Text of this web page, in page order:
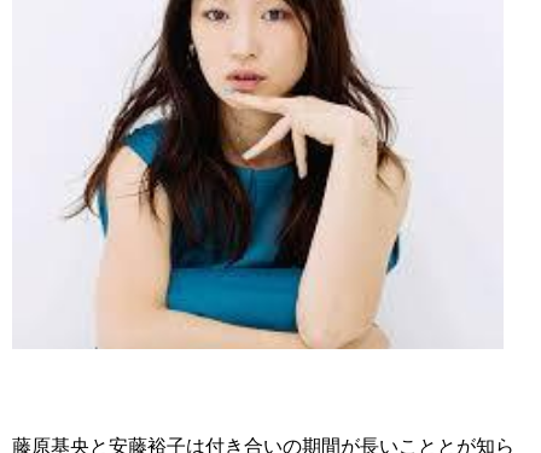
藤原基央と安藤裕子は付き合いの期間が長いこととが知ら